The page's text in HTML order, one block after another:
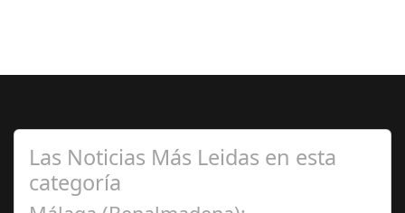
Las Noticias Más Leidas en esta
categoría